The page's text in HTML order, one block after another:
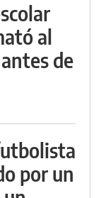
al
de
por un